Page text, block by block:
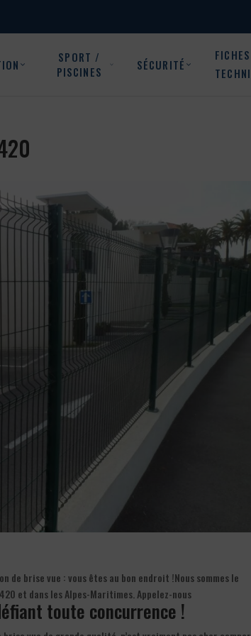
SPORT /
PISCINES
SÉCURITÉ
FICHES
de brise vue : vous êtes au bon endroit !Nous sommes le
et dans les Alpes-Maritimes. Appelez-nous
toute concurrence !